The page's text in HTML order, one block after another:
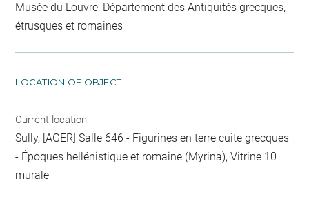
Musée du Louvre, Département des Antiquités grecques,
étrusques et romaines
LOCATION OF OBJECT
Current location
Sully, [AGER] Salle 646 - Figurines en terre cuite grecques
- Époques hellénistique et romaine (Myrina), Vitrine 10
murale